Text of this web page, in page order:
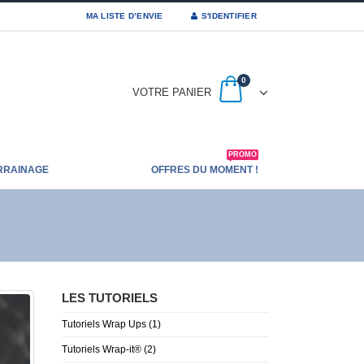
MA LISTE D’ENVIE S'IDENTIFIER
VOTRE PANIER
0
OFFRES DU MOMENT !
PROMO
LES TUTORIELS
Tutoriels Wrap Ups (1)
Tutoriels Wrap-it® (2)